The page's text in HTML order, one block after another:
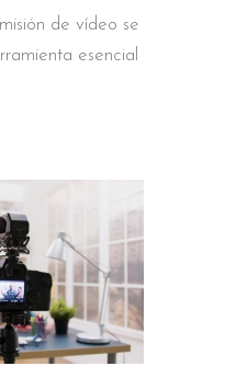
de vídeo se
esencial